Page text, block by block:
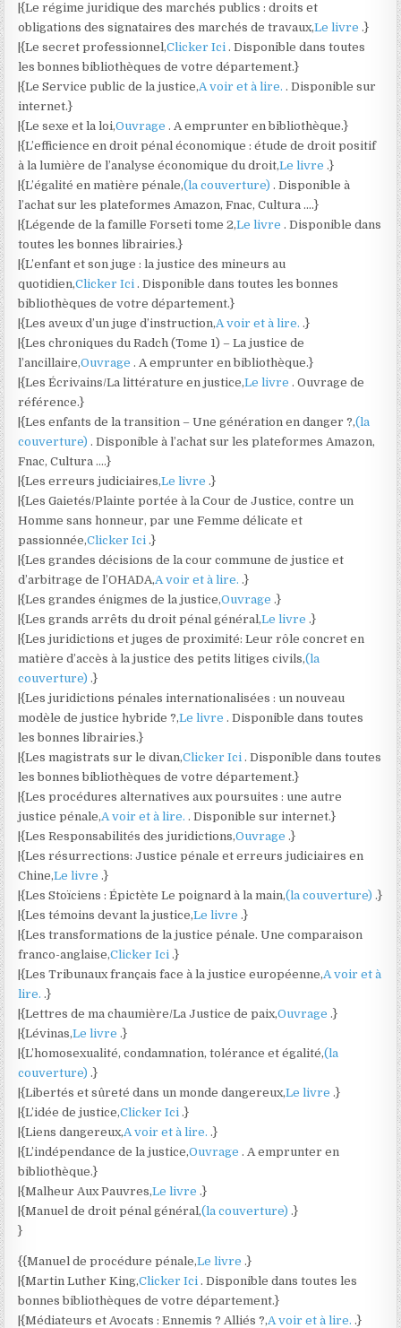
|{Le régime juridique des marchés publics : droits et
obligations des signataires des marchés de travaux,Le livre.}
|{Le secret professionnel,Clicker Ici. Disponible dans toutes
les bonnes bibliothèques de votre département.}
|{Le Service public de la justice,A voir et à lire.. Disponible sur
internet.}
|{Le sexe et la loi,Ouvrage. A emprunter en bibliothèque.}
|{L’efficience en droit pénal économique : étude de droit positif
à la lumière de l’analyse économique du droit,Le livre.}
|{L’égalité en matière pénale,(la couverture). Disponible à
l’achat sur les plateformes Amazon, Fnac, Cultura ….}
|{Légende de la famille Forseti tome 2,Le livre. Disponible dans
toutes les bonnes librairies.}
|{L’enfant et son juge : la justice des mineurs au
quotidien,Clicker Ici. Disponible dans toutes les bonnes
bibliothèques de votre département.}
|{Les aveux d’un juge d’instruction,A voir et à lire..}
|{Les chroniques du Radch (Tome 1) – La justice de
l’ancillaire,Ouvrage. A emprunter en bibliothèque.}
|{Les Écrivains/La littérature en justice,Le livre. Ouvrage de
référence.}
|{Les enfants de la transition – Une génération en danger ?,(la
couverture). Disponible à l’achat sur les plateformes Amazon,
Fnac, Cultura ….}
|{Les erreurs judiciaires,Le livre.}
|{Les Gaietés/Plainte portée à la Cour de Justice, contre un
Homme sans honneur, par une Femme délicate et
passionnée,Clicker Ici.}
|{Les grandes décisions de la cour commune de justice et
d’arbitrage de l’OHADA,A voir et à lire..}
|{Les grandes énigmes de la justice,Ouvrage.}
|{Les grands arrêts du droit pénal général,Le livre.}
|{Les juridictions et juges de proximité: Leur rôle concret en
matière d’accès à la justice des petits litiges civils,(la
couverture).}
|{Les juridictions pénales internationalisées : un nouveau
modèle de justice hybride ?,Le livre. Disponible dans toutes
les bonnes librairies.}
|{Les magistrats sur le divan,Clicker Ici. Disponible dans toutes
les bonnes bibliothèques de votre département.}
|{Les procédures alternatives aux poursuites : une autre
justice pénale,A voir et à lire.. Disponible sur internet.}
|{Les Responsabilités des juridictions,Ouvrage.}
|{Les résurrections: Justice pénale et erreurs judiciaires en
Chine,Le livre.}
|{Les Stoïciens : Épictète Le poignard à la main,(la couverture).}
|{Les témoins devant la justice,Le livre.}
|{Les transformations de la justice pénale. Une comparaison
franco-anglaise,Clicker Ici.}
|{Les Tribunaux français face à la justice européenne,A voir et à
lire..}
|{Lettres de ma chaumière/La Justice de paix,Ouvrage.}
|{Lévinas,Le livre.}
|{L’homosexualité, condamnation, tolérance et égalité,(la
couverture).}
|{Libertés et sûreté dans un monde dangereux,Le livre.}
|{L’idée de justice,Clicker Ici.}
|{Liens dangereux,A voir et à lire..}
|{L’indépendance de la justice,Ouvrage. A emprunter en
bibliothèque.}
|{Malheur Aux Pauvres,Le livre.}
|{Manuel de droit pénal général,(la couverture).}
}
{{Manuel de procédure pénale,Le livre.}
|{Martin Luther King,Clicker Ici. Disponible dans toutes les
bonnes bibliothèques de votre département.}
|{Médiateurs et Avocats : Ennemis ? Alliés ?,A voir et à lire..}